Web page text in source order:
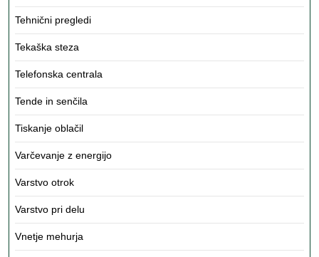
Tehnični pregledi
Tekaška steza
Telefonska centrala
Tende in senčila
Tiskanje oblačil
Varčevanje z energijo
Varstvo otrok
Varstvo pri delu
Vnetje mehurja